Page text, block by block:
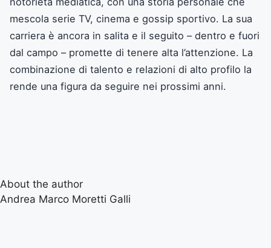
mescola serie TV, cinema e gossip sportivo. La sua
carriera è ancora in salita e il seguito – dentro e fuori
dal campo – promette di tenere alta l’attenzione. La
combinazione di talento e relazioni di alto profilo la
rende una figura da seguire nei prossimi anni.
About the author
Andrea Marco Moretti Galli